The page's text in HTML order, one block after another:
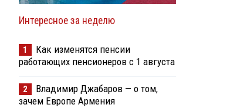
Интересное за неделю
1
Как изменятся пенсии
работающих пенсионеров с 1 августа
2
Владимир Джабаров — о том,
зачем Европе Армения